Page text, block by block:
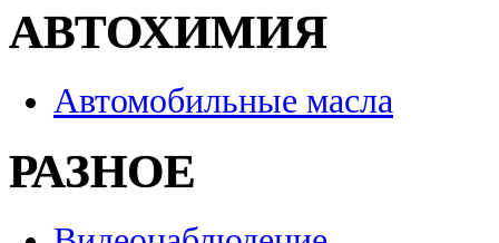
АВТОХИМИЯ
Автомобильные масла
РАЗНОЕ